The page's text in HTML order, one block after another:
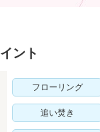
ント
フローリング
追い焚き